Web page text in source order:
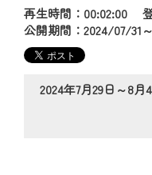
再生時間：00:02:00
公開期間：2024/07/31～
2024年7月29日～8月
【変更点】
◆デザイン変更
の動画コンテンツ
◆当社アプリや